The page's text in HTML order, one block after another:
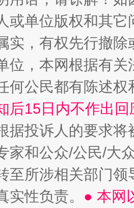
或单位版权和其它
实，有权先行撤
位，本网根据有
何公民都有陈述
后15日内不作出
据投诉人的要求将
家和公众/公民/大
至所涉相关部门
实性负责。 ● 本网